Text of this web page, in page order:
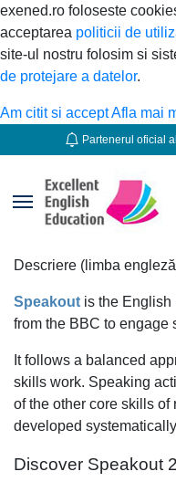
exened.ro foloseste
acceptarea politicii de
site-ul nostru folosim si
de protejare a datelor.
Am citit si acceptAfla mai
Partenerul oficial al
Toggle navigation
Descriere (limba
Speakout is the English
from the BBC to engage
It follows a balanced
skills work. Speaking
of the other core skills
developed
Discover Speakout